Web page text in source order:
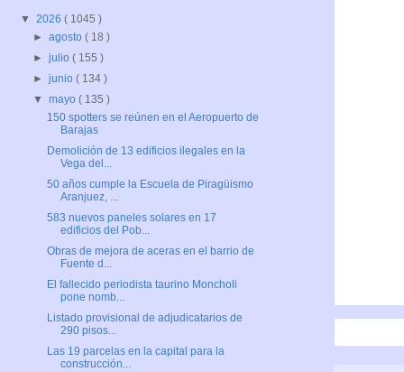
▼ 2026 ( 1045 )
►agosto( 18 )
►julio( 155 )
►junio( 134 )
▼mayo( 135 )
150 spotters se reúnen en el Aeropuerto de
Barajas
Demolición de 13 edificios ilegales en la
Vega del...
50 años cumple la Escuela de Piragüismo
Aranjuez, ...
583 nuevos paneles solares en 17
edificios del Pob...
Obras de mejora de aceras en el barrio de
Fuente d...
El fallecido periodista taurino Moncholi
pone nomb...
Listado provisional de adjudicatarios de
290 pisos...
Las 19 parcelas en la capital para la
construcción...